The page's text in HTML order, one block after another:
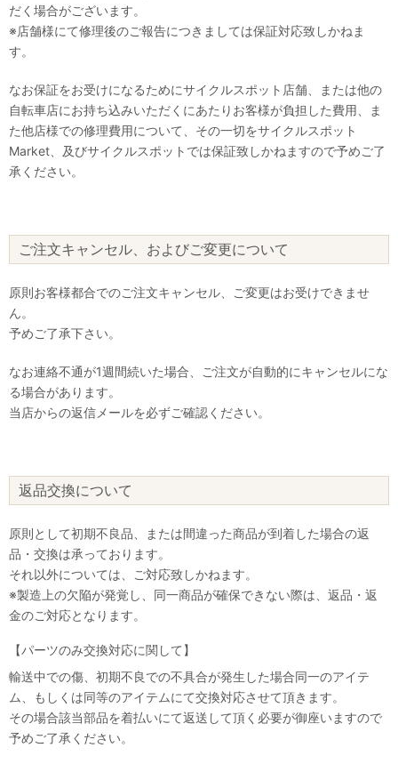
だく場合がございます。
※店舗様にて修理後のご報告につきましては保証対応致しかねま
す。
なお保証をお受けになるためにサイクルスポット店舗、または他の
自転車店にお持ち込みいただくにあたりお客様が負担した費用、ま
た他店様での修理費用について、その一切をサイクルスポット
Market、及びサイクルスポットでは保証致しかねますので予めご了
承ください。
ご注文キャンセル、およびご変更について
原則お客様都合でのご注文キャンセル、ご変更はお受けできませ
ん。
予めご了承下さい。
なお連絡不通が1週間続いた場合、ご注文が自動的にキャンセルにな
る場合があります。
当店からの返信メールを必ずご確認ください。
返品交換について
原則として初期不良品、または間違った商品が到着した場合の返
品・交換は承っております。
それ以外については、ご対応致しかねます。
※製造上の欠陥が発覚し、同一商品が確保できない際は、返品・返
金のご対応となります。
【パーツのみ交換対応に関して】
輸送中での傷、初期不良での不具合が発生した場合同一のアイテ
ム、もしくは同等のアイテムにて交換対応させて頂きます。
その場合該当部品を着払いにて返送して頂く必要が御座いますので
予めご了承ください。
なにかお困りのことはございますか？